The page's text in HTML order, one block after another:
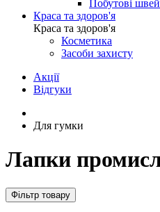
Побутові
Краса та здоров'я
Краса та здоров'я
Косметика
Засоби захисту
Акції
Відгуки
Для гумки
Лапки
Фільтр товару